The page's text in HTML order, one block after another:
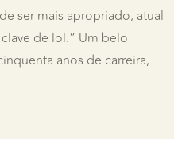
ser mais apropriado, atual
de lol.” Um belo
anos de carreira,